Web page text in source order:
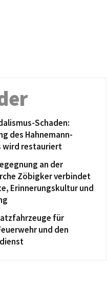
Schaden:
des Hahnemann-
wird restauriert
an der
Zöbigker verbindet
Erinnerungskultur und
für
und den